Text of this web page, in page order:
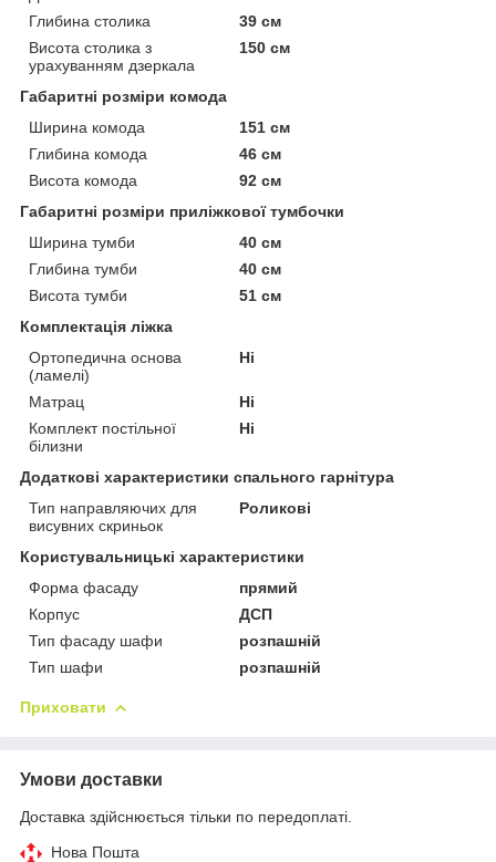
Глибина столика
39 см
Висота столика з
урахуванням дзеркала
150 см
Габаритні розміри комода
Ширина комода
151 см
Глибина комода
46 см
Висота комода
92 см
Габаритні розміри приліжкової тумбочки
Ширина тумби
40 см
Глибина тумби
40 см
Висота тумби
51 см
Комплектація ліжка
Ортопедична основа
(ламелі)
Ні
Матрац
Ні
Комплект постільної
білизни
Ні
Додаткові характеристики спального гарнітура
Тип направляючих для
висувних скриньок
Роликові
Користувальницькі характеристики
Форма фасаду
прямий
Корпус
ДСП
Тип фасаду шафи
розпашній
Тип шафи
розпашній
Приховати
Умови доставки
Доставка здійснюється тільки по передоплаті.
Нова Пошта